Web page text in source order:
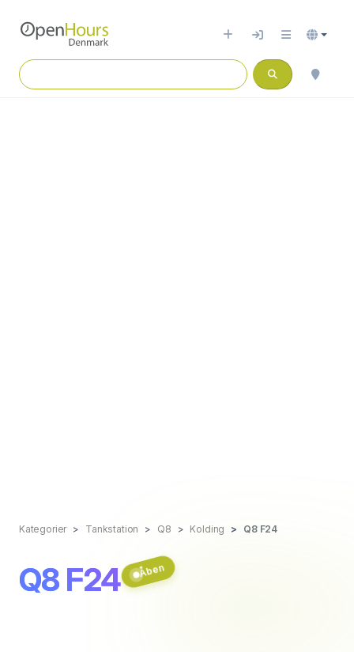
Kategorier Tankstation Q8 Kolding Q8 F24
Q8 F24 Åben